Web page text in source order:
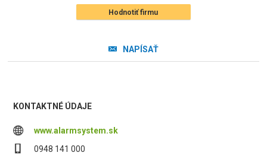
Hodnotiť firmu
NAPÍSAŤ
KONTAKTNÉ ÚDAJE
www.alarmsystem.sk
0948 141 000